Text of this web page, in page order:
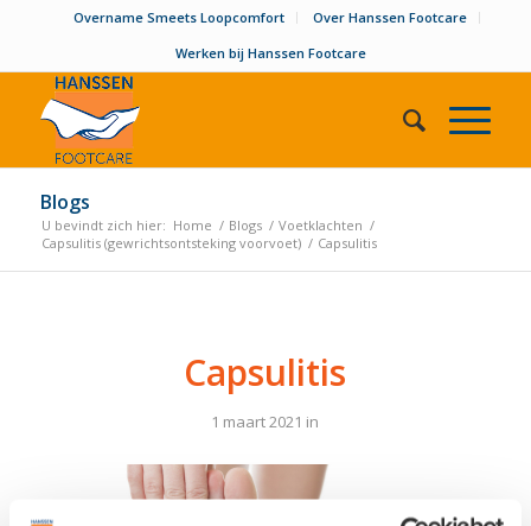
Overname Smeets Loopcomfort
Over Hanssen Footcare
Werken bij Hanssen Footcare
Blogs
U bevindt zich hier: Home / Blogs / Voetklachten /
Capsulitis (gewrichtsontsteking voorvoet) / Capsulitis
Capsulitis
1 maart 2021 in